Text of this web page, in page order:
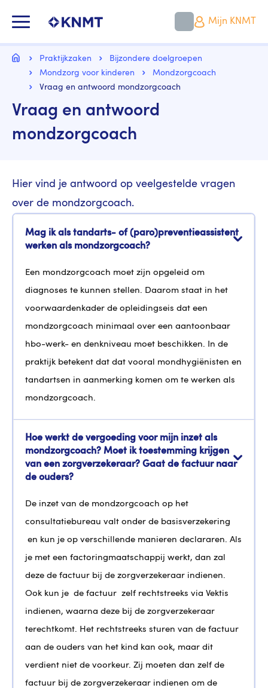
naar
gaan
Mijn KNMT
Kruimelpad
HomePraktijkzaken
Bijzondere doelgroepen
Mondzorg voor kinderen
Mondzorgcoach
Vraag en antwoord mondzorgcoach
Vraag en antwoord
mondzorgcoach
Hier vind je antwoord op veelgestelde vragen
over de mondzorgcoach.
Mag ik als tandarts- of (paro)preventieassistent
werken als mondzorgcoach?
Een mondzorgcoach moet zijn opgeleid om
diagnoses te kunnen stellen. Daarom staat in het
voorwaardenkader de opleidingseis dat een
mondzorgcoach minimaal over een aantoonbaar
hbo-werk- en denkniveau moet beschikken. In de
praktijk betekent dat dat vooral mondhygiënisten en
tandartsen in aanmerking komen om te werken als
mondzorgcoach.
Hoe werkt de vergoeding voor mijn inzet als
mondzorgcoach? Moet ik toestemming krijgen
van een zorgverzekeraar? Gaat de factuur naar
de ouders?
De inzet van de mondzorgcoach op het
consultatiebureau valt onder de basisverzekering
en kun je op verschillende manieren declararen. Als
je met een factoringmaatschappij werkt, dan zal
deze de factuur bij de zorgverzekeraar indienen.
Ook kun je de factuur zelf rechtstreeks via Vektis
indienen, waarna deze bij de zorgverzekeraar
terechtkomt. Het rechtstreeks sturen van de factuur
aan de ouders van het kind kan ook, maar dit
verdient niet de voorkeur. Zij moeten dan zelf de
factuur bij de zorgverzekeraar indienen om de